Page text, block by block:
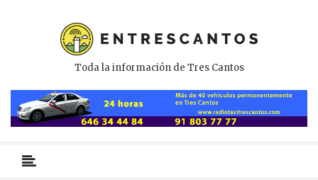
Toda la información de Tres Cantos
primario